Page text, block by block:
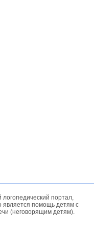
портал,
является помощь детям с
(неговорящим детям).